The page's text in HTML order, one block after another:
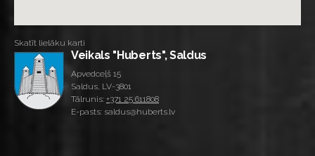
Skatīt lielāku karti
Veikals "Huberts", Saldus
Apvedceļš 15
Saldus, LV-3801
Tālrunis: +371 25 611808
E-pasts: saldus@huberts.lv